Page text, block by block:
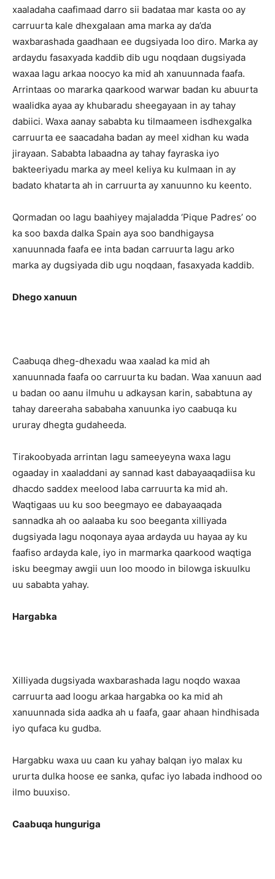
xaaladaha caafimaad darro sii badataa mar kasta oo ay
carruurta kale dhexgalaan ama marka ay da’da
waxbarashada gaadhaan ee dugsiyada loo diro. Marka ay
ardaydu fasaxyada kaddib dib ugu noqdaan dugsiyada
waxaa lagu arkaa noocyo ka mid ah xanuunnada faafa.
Arrintaas oo mararka qaarkood warwar badan ku abuurta
waalidka ayaa ay khubaradu sheegayaan in ay tahay
dabiici. Waxa aanay sababta ku tilmaameen isdhexgalka
carruurta ee saacadaha badan ay meel xidhan ku wada
jirayaan. Sababta labaadna ay tahay fayraska iyo
bakteeriyadu marka ay meel keliya ku kulmaan in ay
badato khatarta ah in carruurta ay xanuunno ku keento.
Qormadan oo lagu baahiyey majaladda ‘Pique Padres’ oo
ka soo baxda dalka Spain aya soo bandhigaysa
xanuunnada faafa ee inta badan carruurta lagu arko
marka ay dugsiyada dib ugu noqdaan, fasaxyada kaddib.
Dhego xanuun
Caabuqa dheg-dhexadu waa xaalad ka mid ah
xanuunnada faafa oo carruurta ku badan. Waa xanuun aad
u badan oo aanu ilmuhu u adkaysan karin, sababtuna ay
tahay dareeraha sababaha xanuunka iyo caabuqa ku
ururay dhegta gudaheeda.
Tirakoobyada arrintan lagu sameeyeyna waxa lagu
ogaaday in xaaladdani ay sannad kast dabayaaqadiisa ku
dhacdo saddex meelood laba carruurta ka mid ah.
Waqtigaas uu ku soo beegmayo ee dabayaaqada
sannadka ah oo aalaaba ku soo beeganta xilliyada
dugsiyada lagu noqonaya ayaa ardayda uu hayaa ay ku
faafiso ardayda kale, iyo in marmarka qaarkood waqtiga
isku beegmay awgii uun loo moodo in bilowga iskuulku
uu sababta yahay.
Hargabka
Xilliyada dugsiyada waxbarashada lagu noqdo waxaa
carruurta aad loogu arkaa hargabka oo ka mid ah
xanuunnada sida aadka ah u faafa, gaar ahaan hindhisada
iyo qufaca ku gudba.
Hargabku waxa uu caan ku yahay balqan iyo malax ku
ururta dulka hoose ee sanka, qufac iyo labada indhood oo
ilmo buuxiso.
Caabuqa hunguriga